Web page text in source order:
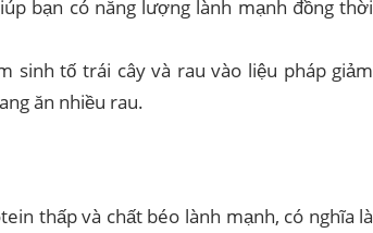
bạn có năng lượng lành mạnh đồng thời
sinh tố trái cây và rau vào liệu pháp giảm
ăn nhiều rau.
thấp và chất béo lành mạnh, có nghĩa là